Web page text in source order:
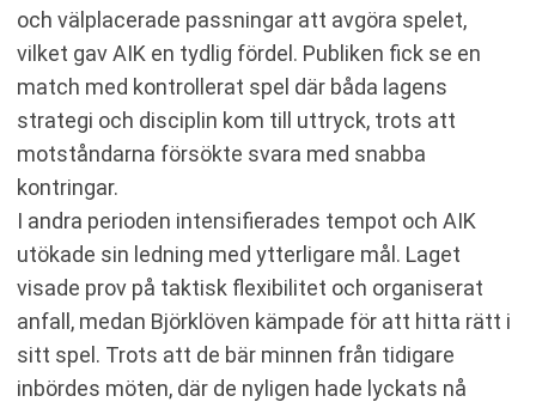
och välplacerade passningar att avgöra spelet,
vilket gav AIK en tydlig fördel. Publiken fick se en
match med kontrollerat spel där båda lagens
strategi och disciplin kom till uttryck, trots att
motståndarna försökte svara med snabba
kontringar.
I andra perioden intensifierades tempot och AIK
utökade sin ledning med ytterligare mål. Laget
visade prov på taktisk flexibilitet och organiserat
anfall, medan Björklöven kämpade för att hitta rätt i
sitt spel. Trots att de bär minnen från tidigare
inbördes möten, där de nyligen hade lyckats nå